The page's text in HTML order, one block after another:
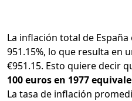
La inflación total de
951.15%, lo que resulta en
€951.15. Esto quiere decir
100 euros en 1977
La tasa de inflación